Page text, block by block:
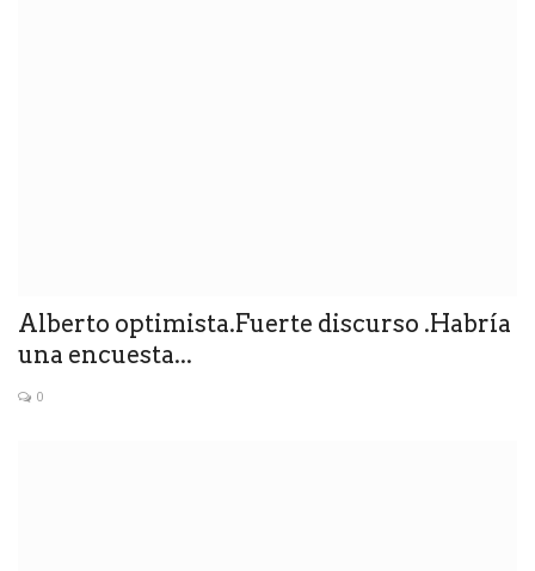
Alberto optimista.Fuerte discurso .Habría
una encuesta...
0